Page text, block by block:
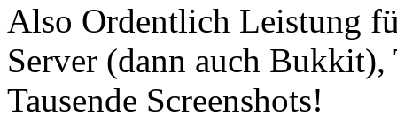
Also Ordentlich Leistung
Server (dann auch Bukkit),
Tausende Screenshots!